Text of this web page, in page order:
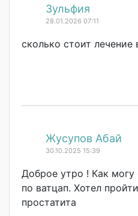
Зульфия
28.01.2026 07:11
сколько стоит лечение
Жусупов Абай
30.10.2025 15:39
Доброе утро ! Как могу
по ватцап. Хотел
простатита